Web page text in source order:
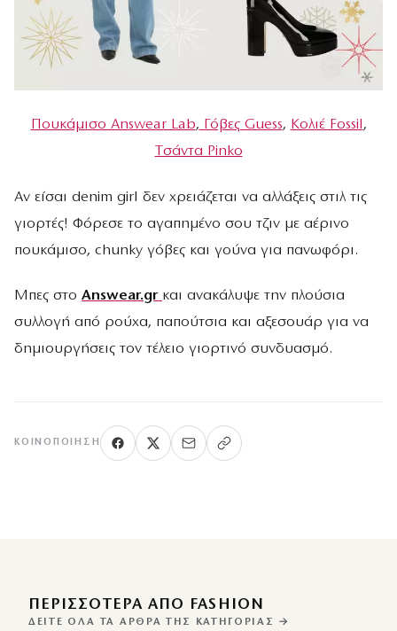
Πουκάμισο Answear Lab, Γόβες Guess, Koλιέ Fossil ,
Tσάντα Pinko
Aν είσαι denim girl δεν χρειάζεται να αλλάξεις στιλ τις
γιορτές! Φόρεσε το αγαπημένο σου τζιν με αέρινο
πουκάμισο, chunky γόβες και γούνα για πανωφόρι.
Μπες στο Answear.gr και ανακάλυψε την πλούσια
συλλογή από ρούχα, παπούτσια και αξεσουάρ για να
δημιουργήσεις τον τέλειο γιορτινό συνδυασμό.
ΚΟΙΝΟΠΟΊΗΣΗ
ΠΕΡΙΣΣΌΤΕΡΑ ΑΠΌ FASHION
ΔΕΊΤΕ ΌΛΑ ΤΑ ΆΡΘΡΑ ΤΗΣ ΚΑΤΗΓΟΡΊΑΣ →